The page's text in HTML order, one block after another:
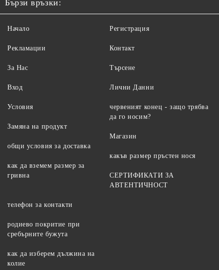
Бързи връзки:
Начало
Рекламации
За Нас
Вход
Регистрация
Контакт
Търсене
Лични Данни
Условия
Замяна на продукт
общи условия за доставка
как да вземем размер за
гривна
червеният конец - защо трябва
да го носим?
Магазин
какъв размер пръстен нося
СЕРТИФИКАТИ ЗА
АВТЕНТИЧНОСТ
телефон за контакти
родиево покритие при
сребърните бужута
как да изберем дължина на
колие